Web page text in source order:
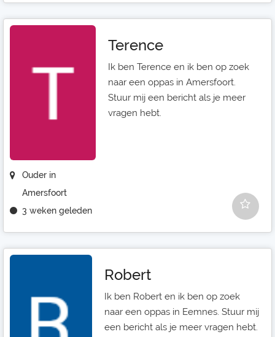
Ouder in
Amersfoort
3 weken geleden
Terence
Ik ben Terence en ik ben op zoek
naar een oppas in Amersfoort.
Stuur mij een bericht als je meer
vragen hebt.
Robert
Ik ben Robert en ik ben op zoek
naar een oppas in Eemnes. Stuur mij
een bericht als je meer vragen hebt.